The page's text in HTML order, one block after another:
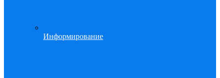
Информирование